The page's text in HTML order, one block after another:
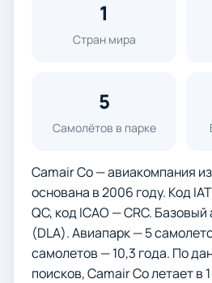
1
Стран мира
5
Самолётов в парке
Camair Co — авиакомпания
основана в 2006 году. Код
QC, код ICAO — CRC.
(DLA). Авиапарк — 5
самолетов — 10,3 года. По
поисков, Camair Co летает в